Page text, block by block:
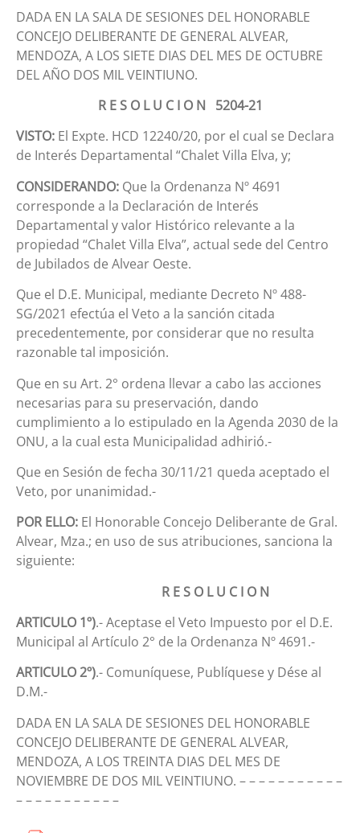
DADA EN LA SALA DE SESIONES DEL HONORABLE
CONCEJO DELIBERANTE DE GENERAL ALVEAR,
MENDOZA, A LOS SIETE DIAS DEL MES DE OCTUBRE
DEL AÑO DOS MIL VEINTIUNO.
R E S O L U C I O N 5204-21
VISTO: El Expte. HCD 12240/20, por el cual se Declara
de Interés Departamental “Chalet Villa Elva, y;
CONSIDERANDO: Que la Ordenanza Nº 4691
corresponde a la Declaración de Interés
Departamental y valor Histórico relevante a la
propiedad “Chalet Villa Elva”, actual sede del Centro
de Jubilados de Alvear Oeste.
Que el D.E. Municipal, mediante Decreto Nº 488-
SG/2021 efectúa el Veto a la sanción citada
precedentemente, por considerar que no resulta
razonable tal imposición.
Que en su Art. 2° ordena llevar a cabo las acciones
necesarias para su preservación, dando
cumplimiento a lo estipulado en la Agenda 2030 de la
ONU, a la cual esta Municipalidad adhirió.-
Que en Sesión de fecha 30/11/21 queda aceptado el
Veto, por unanimidad.-
POR ELLO: El Honorable Concejo Deliberante de Gral.
Alvear, Mza.; en uso de sus atribuciones, sanciona la
siguiente:
R E S O L U C I O N
ARTICULO 1º).- Aceptase el Veto Impuesto por el D.E.
Municipal al Artículo 2° de la Ordenanza Nº 4691.-
ARTICULO 2º).- Comuníquese, Publíquese y Dése al
D.M.-
DADA EN LA SALA DE SESIONES DEL HONORABLE
CONCEJO DELIBERANTE DE GENERAL ALVEAR,
MENDOZA, A LOS TREINTA DIAS DEL MES DE
NOVIEMBRE DE DOS MIL VEINTIUNO. – – – – – – – – – – –
– – – – – – – – – – –